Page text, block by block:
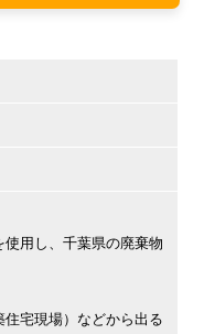
用し、千葉県の廃棄物
宅現場）などから出る